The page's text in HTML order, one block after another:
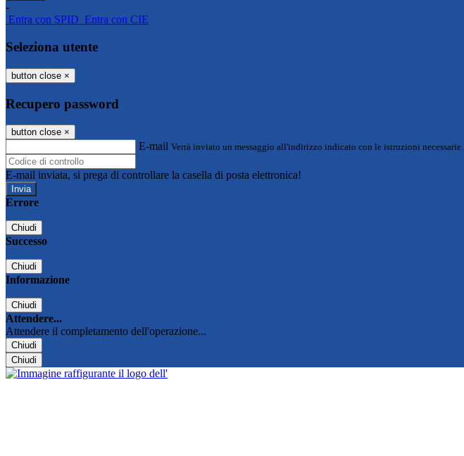
-
Entra con SPID Entra con CIE
Seleziona utente
button close ×
Recupero password
button close ×
E-mail Verrà inviato un messaggio all'indirizzo indicato con le istruzioni necessarie.
E-mail inviata, si prega di controllare la casella di posta elettronica!
Errore
Chiudi
Successo
Chiudi
Informazione
Chiudi
Attendere...
Attendere il completamento dell'operazione...
Chiudi
Chiudi